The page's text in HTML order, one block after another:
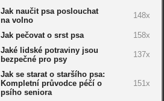
Jak naučit psa poslouchat
na volno
148x
Jak pečovat o srst psa 158x
Jaké lidské potraviny jsou
bezpečné pro psy
137x
Jak se starat o staršího psa:
Kompletní průvodce péčí o
psího seniora
151x